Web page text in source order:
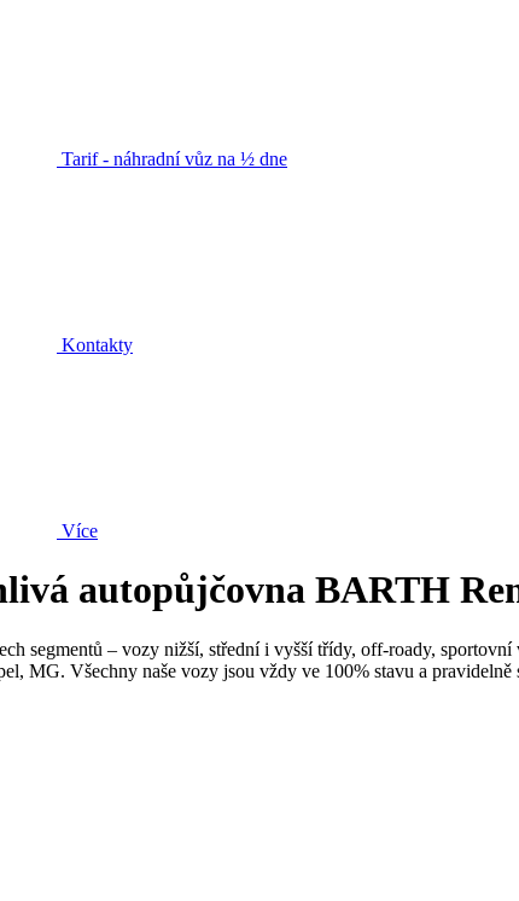
Tarif - náhradní vůz na ½ dne
Kontakty
Více
autopůjčovna BARTH
segmentů – vozy nižší, střední i vyšší třídy, off-roady,
MG. Všechny naše vozy jsou vždy ve 100% stavu a pravidelně